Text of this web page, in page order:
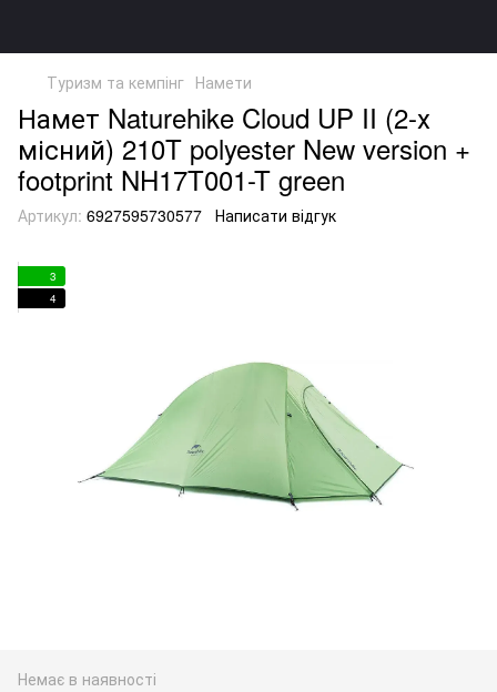
Туризм та кемпінг Намети
Намет Naturehike Cloud UP II (2-х
місний) 210T polyester New version +
footprint NH17T001-T green
Артикул: 6927595730577 Написати відгук
3
4
Немає в наявності